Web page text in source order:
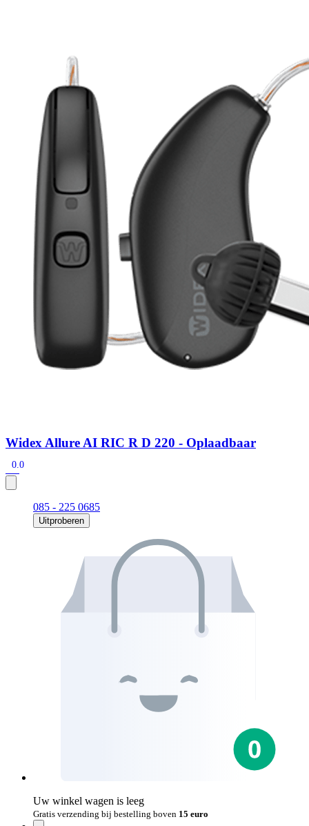
Signia hoortoestellen
Widex
Audio Service R LI 7
Hoortoestelbatterijen
Domes
Onderhoudsartikelen
Signia Active Mini IX - Oplaadbaar
De Signia Active Mini IX is het nieuwste hoortoestel van Signia.
Widex Allure AI RIC R D 220 - Oplaadbaar
0.0
085 - 225 0685
Uitproberen
Uw winkel wagen is leeg
Gratis verzending bij bestelling boven 15 euro